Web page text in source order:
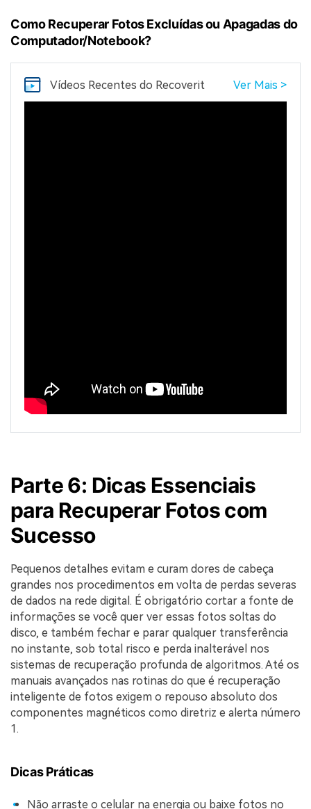
Como Recuperar Fotos Excluídas ou Apagadas do
Computador/Notebook?
Vídeos Recentes do Recoverit Ver Mais >
Parte 6: Dicas Essenciais
para Recuperar Fotos com
Sucesso
Pequenos detalhes evitam e curam dores de cabeça
grandes nos procedimentos em volta de perdas severas
de dados na rede digital. É obrigatório cortar a fonte de
informações se você quer ver essas fotos soltas do
disco, e também fechar e parar qualquer transferência
no instante, sob total risco e perda inalterável nos
sistemas de recuperação profunda de algoritmos. Até os
manuais avançados nas rotinas do que é recuperação
inteligente de fotos exigem o repouso absoluto dos
componentes magnéticos como diretriz e alerta número
1.
Dicas Práticas
Não arraste o celular na energia ou baixe fotos no